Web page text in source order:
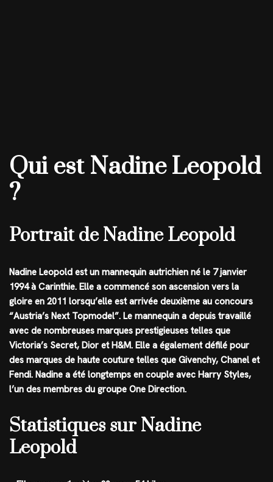
Qui est Nadine Leopold
?
Portrait de Nadine Leopold
Nadine Leopold est un mannequin autrichien né le 7 janvier
1994 à Carinthie. Elle a commencé son ascension vers la
gloire en 2011 lorsqu’elle est arrivée deuxième au concours
“Austria’s Next Topmodel”. Le mannequin a depuis travaillé
avec de nombreuses marques prestigieuses telles que
Victoria’s Secret, Dior et H&M. Elle a également défilé pour
des marques de haute couture telles que Givenchy, Chanel et
Fendi. Nadine a été longtemps en couple avec Harry Styles,
l’un des membres du groupe One Direction.
Statistiques sur Nadine
Leopold